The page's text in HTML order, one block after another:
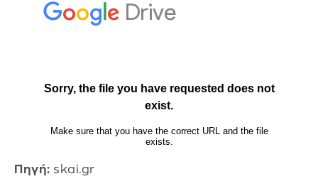
Πηγή: skai.gr